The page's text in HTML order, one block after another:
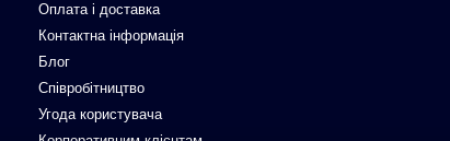
Оплата і доставка
Контактна інформація
Блог
Співробітництво
Угода користувача